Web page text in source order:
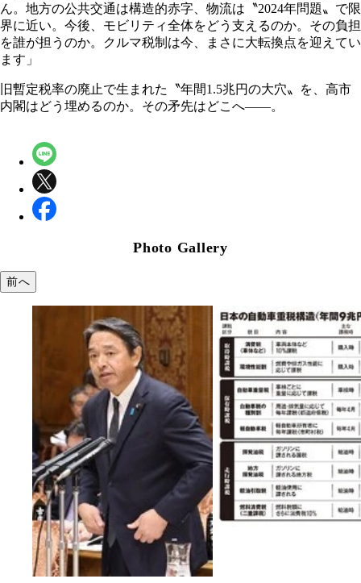
ん。地方の公共交通は構造的赤字、物流は〝2024年問題〟で限
界に近い。今後、モビリティ全体をどう支えるのか。その負担
を誰が担うのか。クルマ税制は今、まさに大転換点を迎えてい
ます」
旧暫定税率の廃止で生まれた〝年間1.5兆円の大穴〟を、高市
内閣はどう埋めるのか。その矛先はどこへ――。
Photo Gallery
前へ